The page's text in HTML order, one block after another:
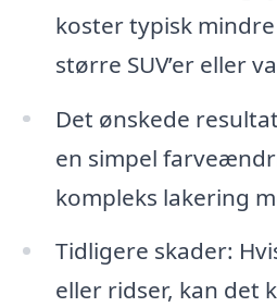
koster typisk
større SUV’er eller
Det ønskede
en simpel
kompleks lakering
Tidligere skader:
eller ridser, kan det